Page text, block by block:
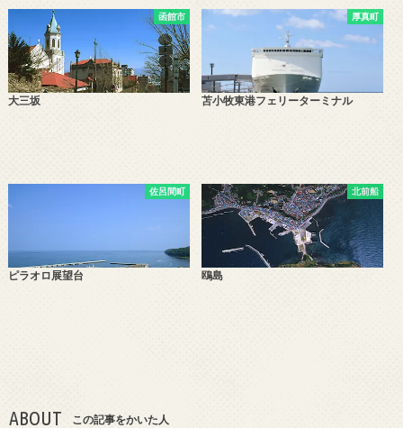
函館市
大三坂
厚真町
苫小牧東港フェリーターミナル
佐呂間町
ピラオロ展望台
北前船
鴎島
ABOUT この記事をかいた人